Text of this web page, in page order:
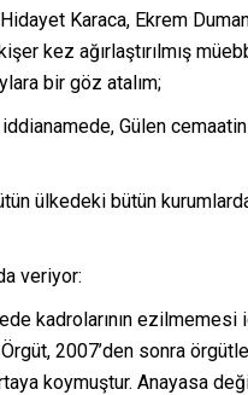
Karaca, Ekrem
kez ağırlaştırılmış
bir göz atalım;
Gülen
ülkedeki bütün
veriyor:
kadrolarının
Örgüt, 2007’den sonra
koymuştur. Anayasa